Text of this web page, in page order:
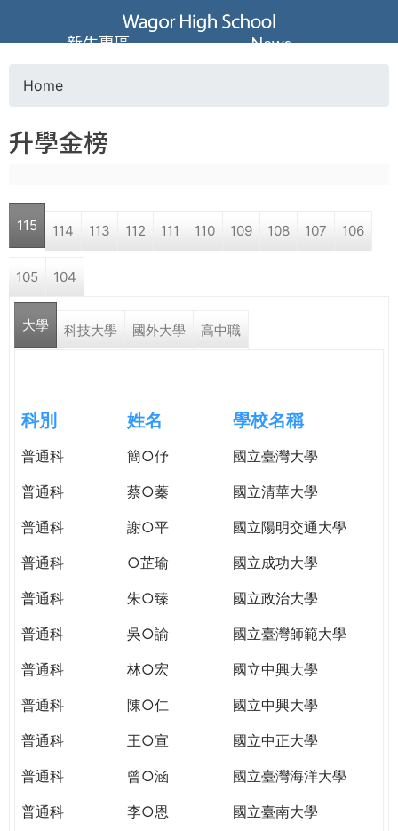
Jump to navigation
葳
格
高
中
學
格。
民。
TODAY
WORLD
o
u
a
r
e
e
r
e
Home
升學金榜
115 114 113 112 111 110 109 108 107 106
105 104
大學 科技大學 國外大學 高中職
科別 姓名 學校名稱
普通科 簡○伃
國立臺灣大學
普通科
蔡○蓁
國立清華大學
普通科
謝○平
國立陽明交通大學
普通科
○芷瑜
國立成功大學
普通科
朱○臻
國立政治大學
普通科
吳○諭
國立臺灣師範大學
普通科
林○宏
國立中興大學
普通科
陳○仁
國立中興大學
普通科
王○宣
國立中正大學
普通科
曾○涵
國立臺灣海洋大學
普通科
李○恩
國立臺南大學
新生專區 News